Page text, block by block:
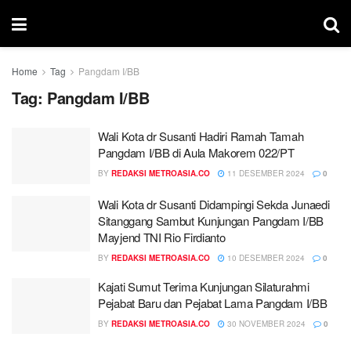
Home Tag Pangdam I/BB
Tag: Pangdam I/BB
Wali Kota dr Susanti Hadiri Ramah Tamah
Pangdam I/BB di Aula Makorem 022/PT
BY REDAKSI METROASIA.CO 11 DESEMBER 2024 0
Wali Kota dr Susanti Didampingi Sekda Junaedi
Sitanggang Sambut Kunjungan Pangdam I/BB
Mayjend TNI Rio Firdianto
BY REDAKSI METROASIA.CO 10 DESEMBER 2024 0
Kajati Sumut Terima Kunjungan Silaturahmi
Pejabat Baru dan Pejabat Lama Pangdam I/BB
BY REDAKSI METROASIA.CO 30 NOVEMBER 2024 0